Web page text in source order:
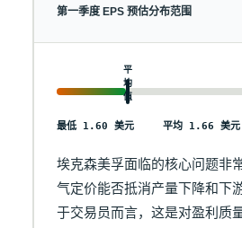
第一季度 EPS 预估分布范围
平
均
值
最低 1.60 美元 平均 1.66 美元
埃克森美孚面临的核心问题非
气定价能否抵消产量下降和下
于交易员而言，这是对盈利